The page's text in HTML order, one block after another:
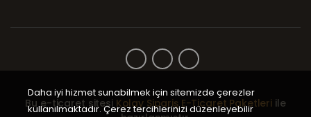
Bu e-ticaret sitesi Kolay Sipariş E-Ticaret Paketleri ile
Daha iyi hizmet sunabilmek için sitemizde çerezler
kullanılmaktadır. Çerez tercihlerinizi düzenleyebilir